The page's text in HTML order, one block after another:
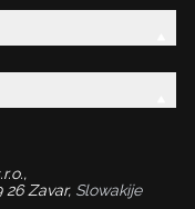
26 Zavar, Slowakije